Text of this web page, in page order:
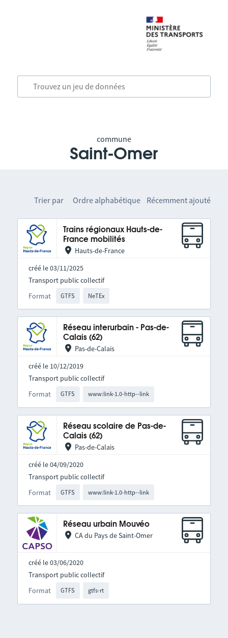
commune
Saint-Omer
Trier par Ordre alphabétique Récemment ajouté
Trains régionaux Hauts-de-
France mobilités
Hauts-de-France
créé le 03/11/2025
Format GTFS NeTEx
Transport public collectif
Réseau interurbain - Pas-de-
Calais (62)
Pas-de-Calais
créé le 10/12/2019
Format GTFS www:link-1.0-http--link
Transport public collectif
Réseau scolaire de Pas-de-
Calais (62)
Pas-de-Calais
créé le 04/09/2020
Format GTFS www:link-1.0-http--link
Transport public collectif
Réseau urbain Mouvéo
CA du Pays de Saint-Omer
créé le 03/06/2020
Format GTFS gtfs-rt
Transport public collectif